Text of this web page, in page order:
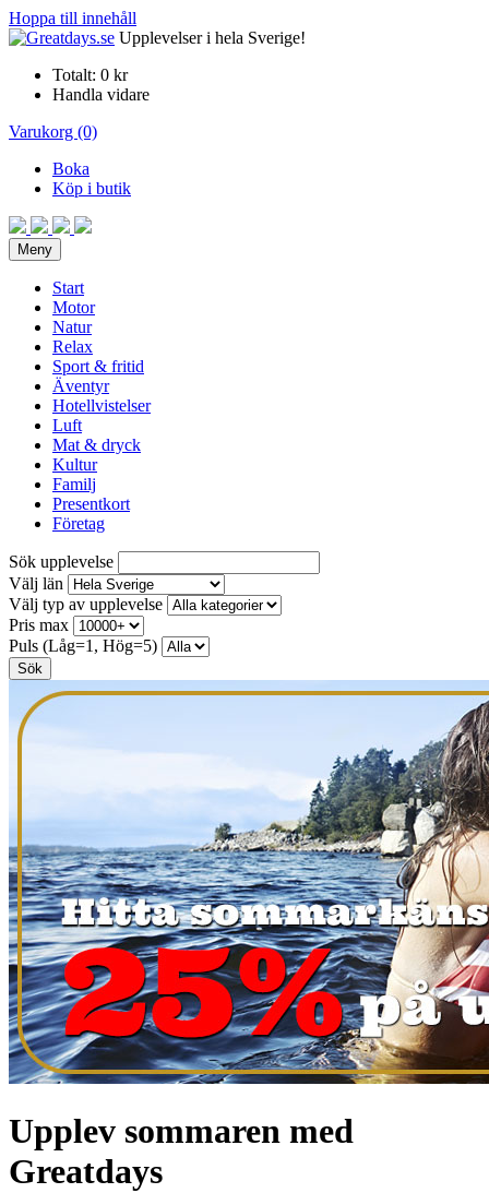
Hoppa till innehåll
Upplevelser i hela Sverige!
Totalt: 0 kr
Handla vidare
Varukorg (0)
Boka
Köp i butik
Meny
Start
Motor
Natur
Relax
Sport & fritid
Äventyr
Hotellvistelser
Luft
Mat & dryck
Kultur
Familj
Presentkort
Företag
Sök upplevelse
Välj län
Välj typ av upplevelse
Pris max
Puls (Låg=1, Hög=5)
Upplev sommaren med
Greatdays